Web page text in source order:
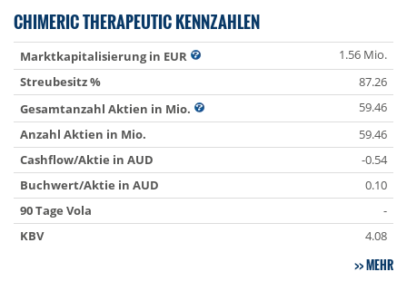
CHIMERIC THERAPEUTIC KENNZAHLEN
Marktkapitalisierung in EUR
1.56 Mio.
Streubesitz %
87.26
Gesamtanzahl Aktien in Mio.
59.46
Anzahl Aktien in Mio.
59.46
Cashflow/Aktie in AUD
-0.54
Buchwert/Aktie in AUD
0.10
90 Tage Vola
-
KBV
4.08
MEHR